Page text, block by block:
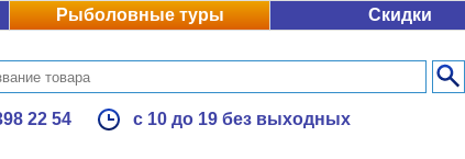
Рыболовные туры Скидки
22 54 с 10 до 19 без выходных